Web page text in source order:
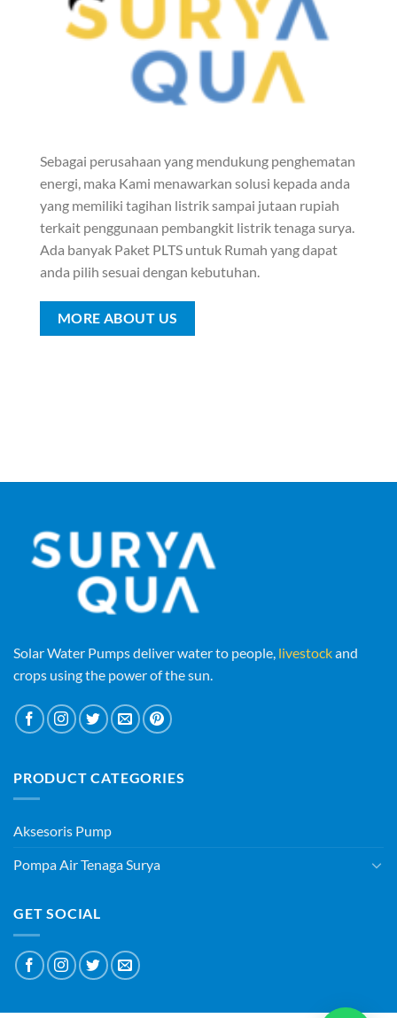
Sebagai perusahaan yang mendukung penghematan
energi, maka Kami menawarkan solusi kepada anda
yang memiliki tagihan listrik sampai jutaan rupiah
terkait penggunaan pembangkit listrik tenaga surya.
Ada banyak Paket PLTS untuk Rumah yang dapat
anda pilih sesuai dengan kebutuhan.
MORE ABOUT US
Solar Water Pumps deliver water to people, livestockand
crops using the power of the sun.
PRODUCT CATEGORIES
Aksesoris Pump
Pompa Air Tenaga Surya
GET SOCIAL